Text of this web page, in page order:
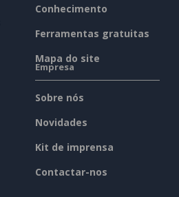
Conhecimento
Ferramentas gratuitas
Mapa do site
Empresa
Sobre nós
Novidades
Kit de imprensa
Contactar-nos